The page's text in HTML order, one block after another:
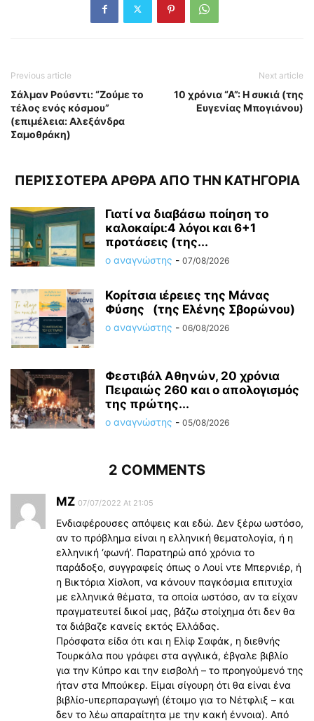
Previous article
Σάλμαν Ρούσντι: “Ζούμε το
τέλος ενός κόσμου”
(επιμέλεια: Αλεξάνδρα
Σαμοθράκη)
Next article
10 χρόνια “Α”: Η συκιά (της
Ευγενίας Μπογιάνου)
ΠΕΡΙΣΣΟΤΕΡΑ ΑΡΘΡΑ ΑΠΟ ΤΗΝ ΚΑΤΗΓΟΡΙΑ
Γιατί να διαβάσω ποίηση το
καλοκαίρι:4 λόγοι και 6+1
προτάσεις (της...
ο αναγνώστης - 07/08/2026
Κορίτσια ιέρειες της Μάνας
Φύσης (της Ελένης Σβορώνου)
ο αναγνώστης - 06/08/2026
Φεστιβάλ Αθηνών, 20 χρόνια
Πειραιώς 260 και ο απολογισμός
της πρώτης...
ο αναγνώστης - 05/08/2026
2 COMMENTS
ΜΖ 07/07/2022 At 21:05
Ενδιαφέρουσες απόψεις και εδώ. Δεν ξέρω ωστόσο,
αν το πρόβλημα είναι η ελληνική θεματολογία, ή η
ελληνική ‘φωνή’. Παρατηρώ από χρόνια το
παράδοξο, συγγραφείς όπως ο Λουί ντε Μπερνιέρ, ή
η Βικτόρια Χίσλοπ, να κάνουν παγκόσμια επιτυχία
με ελληνικά θέματα, τα οποία ωστόσο, αν τα είχαν
πραγματευτεί δικοί μας, βάζω στοίχημα ότι δεν θα
τα διάβαζε κανείς εκτός Ελλάδας.
Πρόσφατα είδα ότι και η Ελίφ Σαφάκ, η διεθνής
Τουρκάλα που γράφει στα αγγλικά, έβγαλε βιβλίο
για την Κύπρο και την εισβολή – το προηγούμενό της
ήταν στα Μπούκερ. Είμαι σίγουρη ότι θα είναι ένα
βιβλίο-υπερπαραγωγή (έτοιμο για το Νέτφλιξ – και
δεν το λέω απαραίτητα με την κακή έννοια). Από